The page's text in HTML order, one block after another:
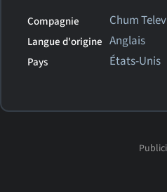
Compagnie Chum
Langue d'origine Anglais
Pays États-Unis